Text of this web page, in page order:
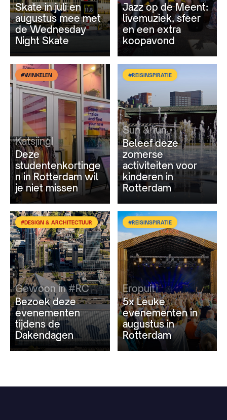
Skate in juli en
augustus mee met
de Wednesday
Night Skate
Jazz op de Meent:
livemuziek, sfeer
en een extra
koopavond
#WINKELEN
Katsjing!
Deze
studentenkortinge
n in Rotterdam wil
je niet missen
#REISINSPIRATIE
Sun & fun
Beleef deze
zomerse
activiteiten voor
kinderen in
Rotterdam
#DESIGN & ARCHITECTUUR
Gewoon in #RC
Bezoek deze
evenementen
tijdens de
Dakendagen
#REISINSPIRATIE
Eropuit
5x Leuke
evenementen in
augustus in
Rotterdam